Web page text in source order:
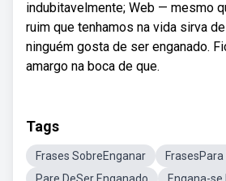
indubitavelmente; Web — mesmo
ruim que tenhamos na vida sirva
ninguém gosta de ser enganado.
amargo na boca de que.
Tags
Frases SobreEnganar